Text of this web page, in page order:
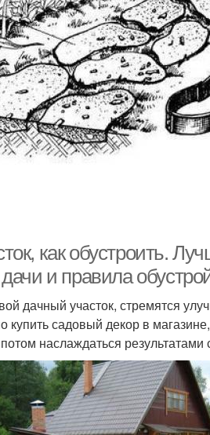
как обустроить.
и правила
дачный участок, стремятся
садовый декор в
наслаждаться результатами